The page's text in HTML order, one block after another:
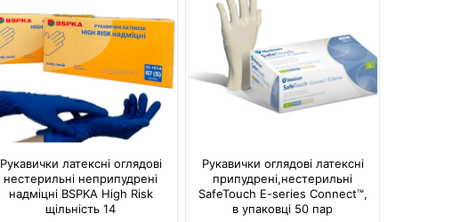
Рукавички латексні оглядові
нестерильні неприпудрені
надміцні BSPKA Hіgh Risk
щільність 14
Рукавички оглядові латексні
припудрені,нестерильні
SafeTouch E-series Connect™,
в упаковці 50 пар